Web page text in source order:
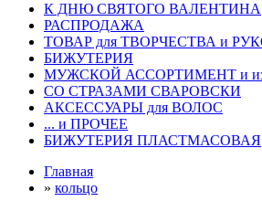
К ДНЮ СВЯТОГО ВАЛЕНТИНА
РАСПРОДАЖА
ТОВАР для ТВОРЧЕСТВА и
БИЖУТЕРИЯ
МУЖСКОЙ АССОРТИМЕНТ и
СО СТРАЗАМИ СВАРОВСКИ
АКСЕССУАРЫ для ВОЛОС
... и ПРОЧЕЕ
БИЖУТЕРИЯ ПЛАСТМАСОВАЯ
Главная
» кольцо